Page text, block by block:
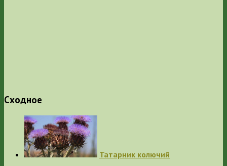
Сходное
Татарник колючий